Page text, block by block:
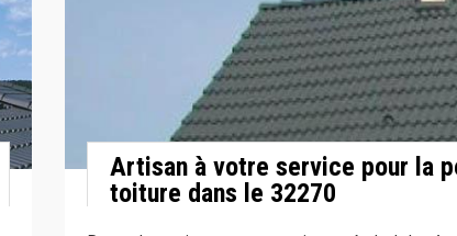
Artisan à votre service pour la
toiture dans le 32270